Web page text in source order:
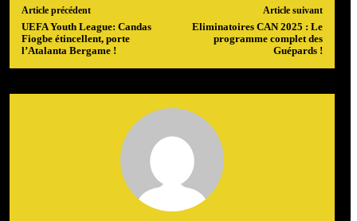
Article précédent
UEFA Youth League: Candas
Fiogbe étincellent, porte
l’Atalanta Bergame !
Article suivant
Eliminatoires CAN 2025 : Le
programme complet des
Guépards !